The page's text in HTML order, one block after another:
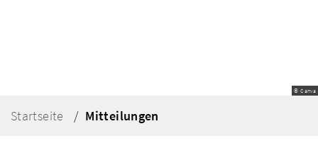
© Canva
Startseite Mitteilungen